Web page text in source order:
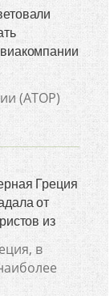
(АТОР)
Греция
от
из
в